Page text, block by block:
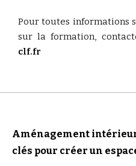
Pour toutes informations
sur la formation,
clf.fr
Aménagement
clés pour créer un